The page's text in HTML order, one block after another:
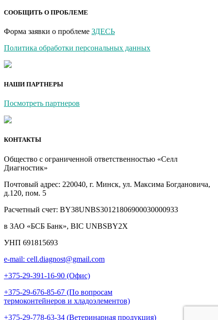
СООБЩИТЬ О ПРОБЛЕМЕ
Форма заявки о проблеме ЗДЕСЬ
Политика обработки персональных данных
НАШИ ПАРТНЕРЫ
Посмотреть партнеров
КОНТАКТЫ
Общество с ограниченной ответственностью «Селл
Диагностик»
Почтовый адрес: 220040, г. Минск, ул. Максима Богдановича,
д.120, пом. 5
Расчетный счет: BY38UNBS30121806900030000933
в ЗАО «БСБ Банк», BIC UNBSBY2X
УНП 691815693
e-mail: cell.diagnost@gmail.com
+375-29-391-16-90 (Офис)
+375-29-676-85-67 (По вопросам
термоконтейнеров и хладоэлементов)
+375-29-778-63-34 (Ветеринарная продукция)